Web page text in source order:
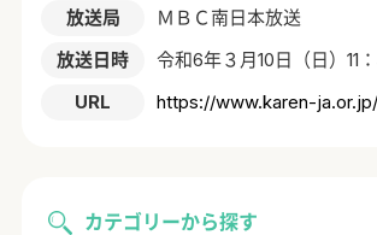
カテゴリーから探す
放送局
ＭＢＣ南日本放送
放送日時
令和6年３月10日（日）11
URL
https://www.karen-